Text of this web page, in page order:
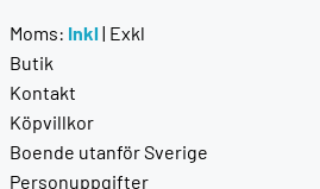
Moms: Inkl | Exkl
Butik
Kontakt
Köpvillkor
Boende utanför Sverige
Personuppgifter